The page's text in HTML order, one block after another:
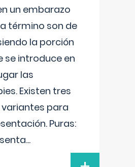
un embarazo
término son de
la porción
se introduce en
las
Existen tres
para
Puras:
...